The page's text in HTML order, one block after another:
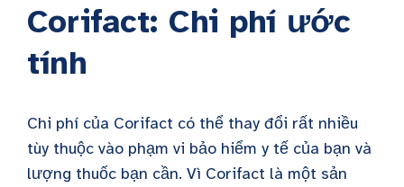
Corifact: Chi phí ước
tính
Chi phí của Corifact có thể thay đổi rất nhiều
tùy thuộc vào phạm vi bảo hiểm y tế của bạn và
lượng thuốc bạn cần. Vì Corifact là một sản